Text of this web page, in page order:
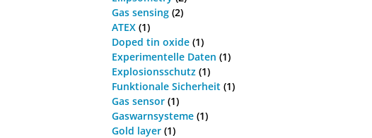
Gas sensing (2)
ATEX (1)
Doped tin oxide (1)
Experimentelle Daten (1)
Explosionsschutz (1)
Funktionale Sicherheit (1)
Gas sensor (1)
Gaswarnsysteme (1)
Gold layer (1)